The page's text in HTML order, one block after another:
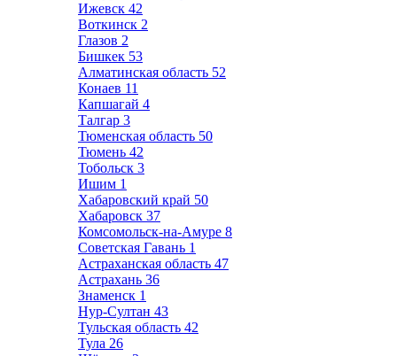
Ижевск 42
Воткинск 2
Глазов 2
Бишкек 53
Алматинская область 52
Конаев 11
Капшагай 4
Талгар 3
Тюменская область 50
Тюмень 42
Тобольск 3
Ишим 1
Хабаровский край 50
Хабаровск 37
Комсомольск-на-Амуре 8
Советская Гавань 1
Астраханская область 47
Астрахань 36
Знаменск 1
Нур-Султан 43
Тульская область 42
Тула 26